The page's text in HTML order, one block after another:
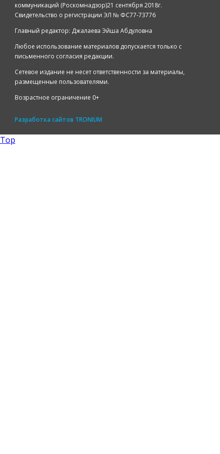
коммуникаций (Роскомнадзор)21 сентября 2018г.
Свидетельство о регистрации ЭЛ № ФС77-73776
Главный редактор: Джалаева Эйша Абдуловна
Любое использование материалов допускается только с
письменного согласия редакции.
Сетевое издание не несет ответственности за материалы,
размещенные пользователями.
Возрастное ограничение 0+
Разработка сайтов TRONIUM
Top